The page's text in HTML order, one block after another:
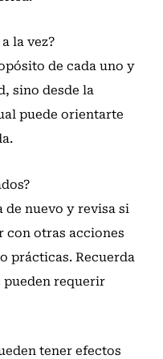
la vez?
de cada uno y
sino desde la
puede orientarte
de nuevo y revisa si
con otras acciones
prácticas. Recuerda
pueden requerir
tener efectos